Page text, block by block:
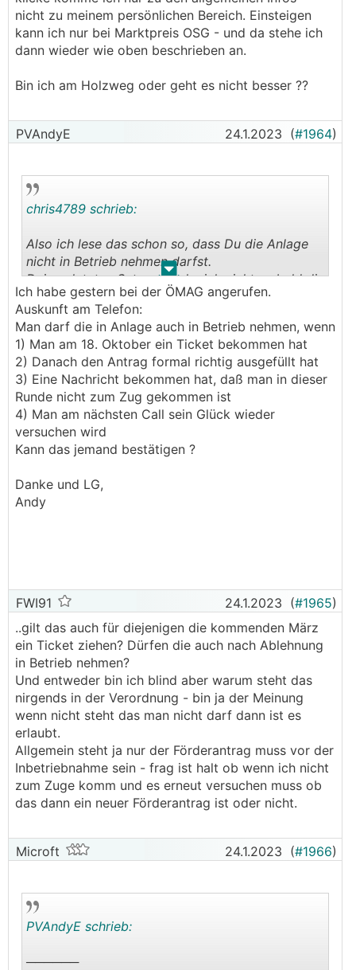
nicht zu meinem persönlichen Bereich. Einsteigen
kann ich nur bei Marktpreis OSG - und da stehe ich
dann wieder wie oben beschrieben an.
Bin ich am Holzweg oder geht es nicht besser ??
PVAndyE 24.1.2023 (#1964)
. .
chris4789 schrieb:
Also ich lese das schon so, dass Du die Anlage
nicht in Betrieb nehmen darfst.
Deinen letzten Satz verstehe ich nicht, sobald die
Anlage in Betrieb ist sie nicht mehr förderwürdig.
Weder nach dem alten noch neuen Gesetz.
Ich habe gestern bei der ÖMAG angerufen.
Auskunft am Telefon:
Man darf die in Anlage auch in Betrieb nehmen, wenn
1) Man am 18. Oktober ein Ticket bekommen hat
2) Danach den Antrag formal richtig ausgefüllt hat
3) Eine Nachricht bekommen hat, daß man in dieser
Runde nicht zum Zug gekommen ist
4) Man am nächsten Call sein Glück wieder
versuchen wird
Kann das jemand bestätigen ?
Danke und LG,
Andy
FWI91 24.1.2023 (#1965)
..gilt das auch für diejenigen die kommenden März
ein Ticket ziehen? Dürfen die auch nach Ablehnung
in Betrieb nehmen?
Und entweder bin ich blind aber warum steht das
nirgends in der Verordnung - bin ja der Meinung
wenn nicht steht das man nicht darf dann ist es
erlaubt.
Allgemein steht ja nur der Förderantrag muss vor der
Inbetriebnahme sein - frag ist halt ob wenn ich nicht
zum Zuge komm und es erneut versuchen muss ob
das dann ein neuer Förderantrag ist oder nicht.
Microft 24.1.2023 (#1966)
PVAndyE schrieb:
──────